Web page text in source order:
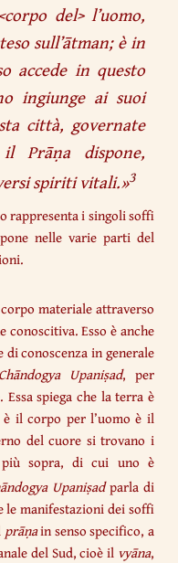
del> l’uomo,
sull’ātman; è in
accede in questo
ingiunge ai suoi
città, governate
Prāṇa dispone,
spiriti vitali.»3
rappresenta i singoli soffi
nelle varie parti del
materiale attraverso
conoscitiva. Esso è anche
conoscenza in generale
Chāndogya Upaniṣad, per
Essa spiega che la terra è
il corpo per l’uomo è il
del cuore si trovano i
sopra, di cui uno è
Upaniṣadparla di
le manifestazioni dei soffi
prāṇain senso specifico, a
del Sud, cioè il vyāna,